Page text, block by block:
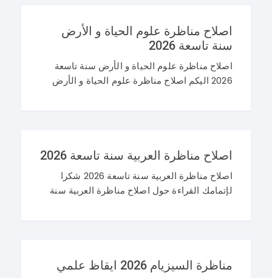
اصلاح مناظرة علوم الحياة و الأرض
سنة تاسعة 2026
اصلاح مناظرة علوم الحياة و الأرض سنة تاسعة
2026 اليكم اصلاح مناظرة علوم الحياة و الأرض
اصلاح مناظرة العربية سنة تاسعة 2026
اصلاح مناظرة العربية سنة تاسعة 2026 شكرا
لإتمامك القراءة حول اصلاح مناظرة العربية سنة
مناظرة السيزيام 2026 ايقاظ علمي